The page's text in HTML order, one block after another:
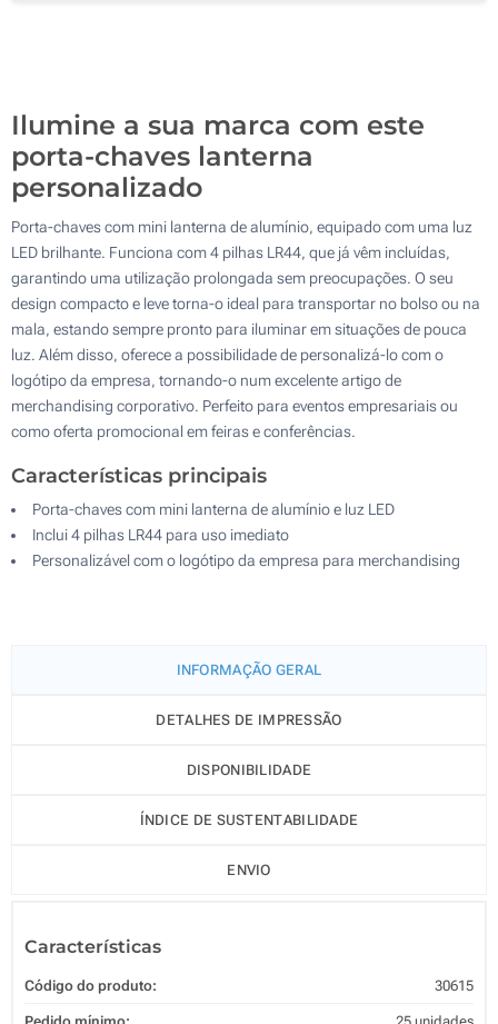
Ilumine a sua marca com este
porta-chaves lanterna
personalizado
Porta-chaves com mini lanterna de alumínio, equipado com uma luz
LED brilhante. Funciona com 4 pilhas LR44, que já vêm incluídas,
garantindo uma utilização prolongada sem preocupações. O seu
design compacto e leve torna-o ideal para transportar no bolso ou na
mala, estando sempre pronto para iluminar em situações de pouca
luz. Além disso, oferece a possibilidade de personalizá-lo com o
logótipo da empresa, tornando-o num excelente artigo de
merchandising corporativo. Perfeito para eventos empresariais ou
como oferta promocional em feiras e conferências.
Características principais
Porta-chaves com mini lanterna de alumínio e luz LED
Inclui 4 pilhas LR44 para uso imediato
Personalizável com o logótipo da empresa para merchandising
INFORMAÇÃO GERAL
DETALHES DE IMPRESSÃO
DISPONIBILIDADE
ÍNDICE DE SUSTENTABILIDADE
ENVIO
Características
Código do produto: 30615